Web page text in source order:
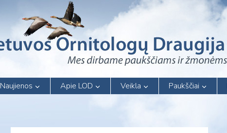
Naujienos Apie LOD Veikla Paukščiai